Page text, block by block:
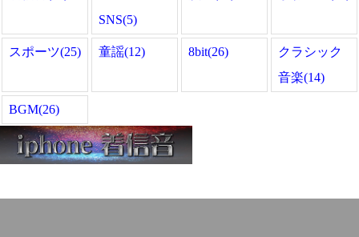
SNS(5)
スポーツ(25) 童謡(12) 8bit(26)
クラシック
音楽(14)
BGM(26)